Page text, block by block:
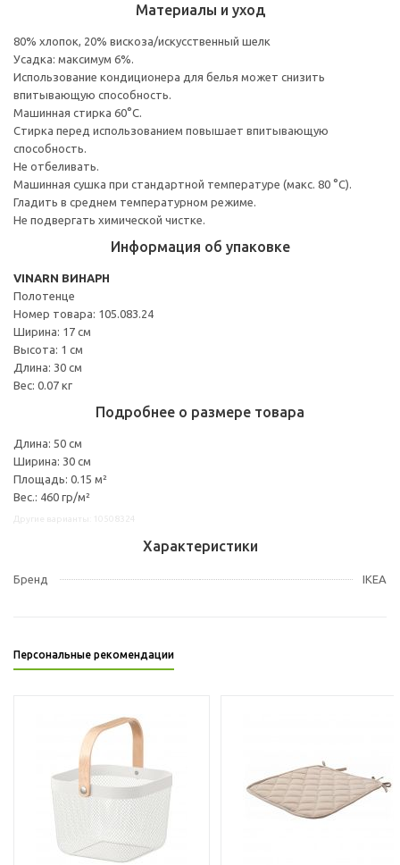
Материалы и уход
80% хлопок, 20% вискоза/искусственный шелк
Усадка: максимум 6%.
Использование кондиционера для белья может снизить
впитывающую способность.
Машинная стирка 60°С.
Стирка перед использованием повышает впитывающую
способность.
Не отбеливать.
Машинная сушка при стандартной температуре (макс. 80 °C).
Гладить в среднем температурном режиме.
Не подвергать химической чистке.
Информация об упаковке
VINARN ВИНАРН
Полотенце
Номер товара: 105.083.24
Ширина: 17 см
Высота: 1 см
Длина: 30 см
Вес: 0.07 кг
Подробнее о размере товара
Длина: 50 см
Ширина: 30 см
Площадь: 0.15 м²
Вес.: 460 гр/м²
Характеристики
Бренд IKEA
Персональные рекомендации